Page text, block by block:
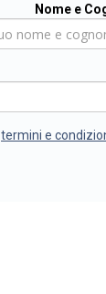
Nome e
termini e